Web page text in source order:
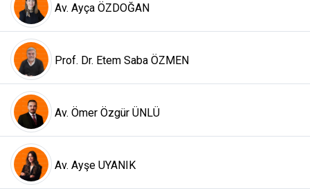
Av. Ayça ÖZDOĞAN
Prof. Dr. Etem Saba ÖZMEN
Av. Ömer Özgür ÜNLÜ
Av. Ayşe UYANIK